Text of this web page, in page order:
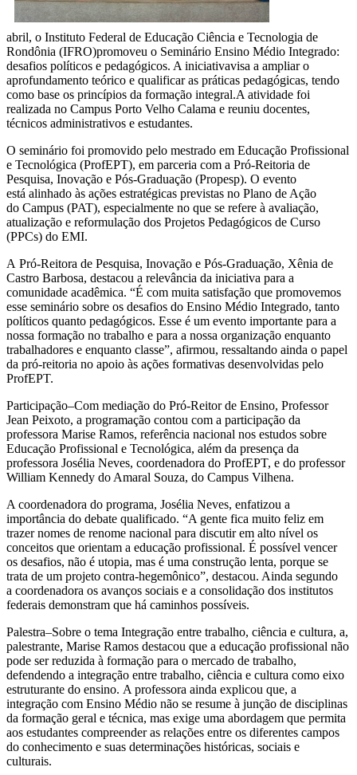
abril, o Instituto Federal de Educação Ciência e Tecnologia de
Rondônia (IFRO)promoveu o Seminário Ensino Médio Integrado:
desafios políticos e pedagógicos. A iniciativavisa a ampliar o
aprofundamento teórico e qualificar as práticas pedagógicas, tendo
como base os princípios da formação integral.A atividade foi
realizada no Campus Porto Velho Calama e reuniu docentes,
técnicos administrativos e estudantes.
O seminário foi promovido pelo mestrado em Educação Profissional
e Tecnológica (ProfEPT), em parceria com a Pró-Reitoria de
Pesquisa, Inovação e Pós-Graduação (Propesp). O evento
está alinhado às ações estratégicas previstas no Plano de Ação
do Campus (PAT), especialmente no que se refere à avaliação,
atualização e reformulação dos Projetos Pedagógicos de Curso
(PPCs) do EMI.
A Pró-Reitora de Pesquisa, Inovação e Pós-Graduação, Xênia de
Castro Barbosa, destacou a relevância da iniciativa para a
comunidade acadêmica. “É com muita satisfação que promovemos
esse seminário sobre os desafios do Ensino Médio Integrado, tanto
políticos quanto pedagógicos. Esse é um evento importante para a
nossa formação no trabalho e para a nossa organização enquanto
trabalhadores e enquanto classe”, afirmou, ressaltando ainda o papel
da pró-reitoria no apoio às ações formativas desenvolvidas pelo
ProfEPT.
Participação–Com mediação do Pró-Reitor de Ensino, Professor
Jean Peixoto, a programação contou com a participação da
professora Marise Ramos, referência nacional nos estudos sobre
Educação Profissional e Tecnológica, além da presença da
professora Josélia Neves, coordenadora do ProfEPT, e do professor
William Kennedy do Amaral Souza, do Campus Vilhena.
A coordenadora do programa, Josélia Neves, enfatizou a
importância do debate qualificado. “A gente fica muito feliz em
trazer nomes de renome nacional para discutir em alto nível os
conceitos que orientam a educação profissional. É possível vencer
os desafios, não é utopia, mas é uma construção lenta, porque se
trata de um projeto contra-hegemônico”, destacou. Ainda segundo
a coordenadora os avanços sociais e a consolidação dos institutos
federais demonstram que há caminhos possíveis.
Palestra–Sobre o tema Integração entre trabalho, ciência e cultura, a,
palestrante, Marise Ramos destacou que a educação profissional não
pode ser reduzida à formação para o mercado de trabalho,
defendendo a integração entre trabalho, ciência e cultura como eixo
estruturante do ensino. A professora ainda explicou que, a
integração com Ensino Médio não se resume à junção de disciplinas
da formação geral e técnica, mas exige uma abordagem que permita
aos estudantes compreender as relações entre os diferentes campos
do conhecimento e suas determinações históricas, sociais e
culturais.